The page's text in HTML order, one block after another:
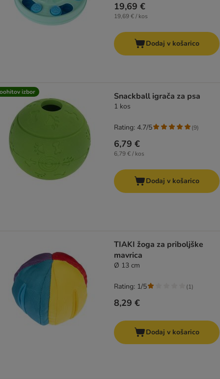
19,69 €
19,69 € / kos
Dodaj v košarico
izbor Snackball igrača za psa
1 kos
6,79 €
6,79 € / kos
Rating: 4.7/5 (9)
Dodaj v košarico
TIAKI žoga za priboljške
mavrica
Ø 13 cm
8,29 €
Rating: 1/5 (1)
Dodaj v košarico